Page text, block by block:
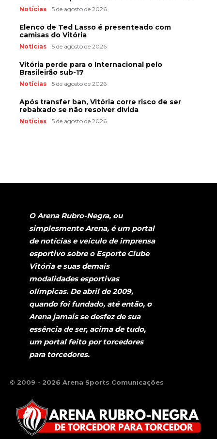
Notícias 5 de agosto de 2026
Elenco de Ted Lasso é presenteado com
camisas do Vitória
Notícias 5 de agosto de 2026
Vitória perde para o Internacional pelo
Brasileirão sub-17
Notícias 5 de agosto de 2026
Após transfer ban, Vitória corre risco de ser
rebaixado se não resolver dívida
Notícias 5 de agosto de 2026
O Arena Rubro-Negra, ou
simplesmente Arena, é um portal
de notícias e veículo de imprensa
esportivo sobre o Esporte Clube
Vitória e suas demais
modalidades esportivas
olímpicas. De abril de 2009,
quando foi fundado, até então, o
Arena jamais se desfez de sua
essência de ser, acima de tudo,
um portal feito por torcedores
para torcedores.
© 2009 - 2026 Arena Sports Comunicações